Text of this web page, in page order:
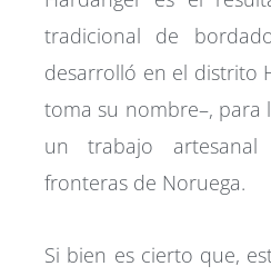
tradicional de
desarrolló en el distrito
toma su nombre–, para
un trabajo
fronteras de Noruega.
Si bien es cierto que,